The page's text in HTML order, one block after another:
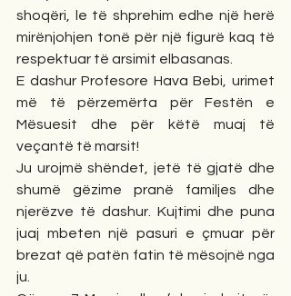
shoqëri, le të shprehim edhe një herë
mirënjohjen tonë për një figurë kaq të
respektuar të arsimit elbasanas.
E dashur Profesore Hava Bebi, urimet
më të përzemërta për Festën e
Mësuesit dhe për këtë muaj të
veçantë të marsit!
Ju urojmë shëndet, jetë të gjatë dhe
shumë gëzime pranë familjes dhe
njerëzve të dashur. Kujtimi dhe puna
juaj mbeten një pasuri e çmuar për
brezat që patën fatin të mësojnë nga
ju.